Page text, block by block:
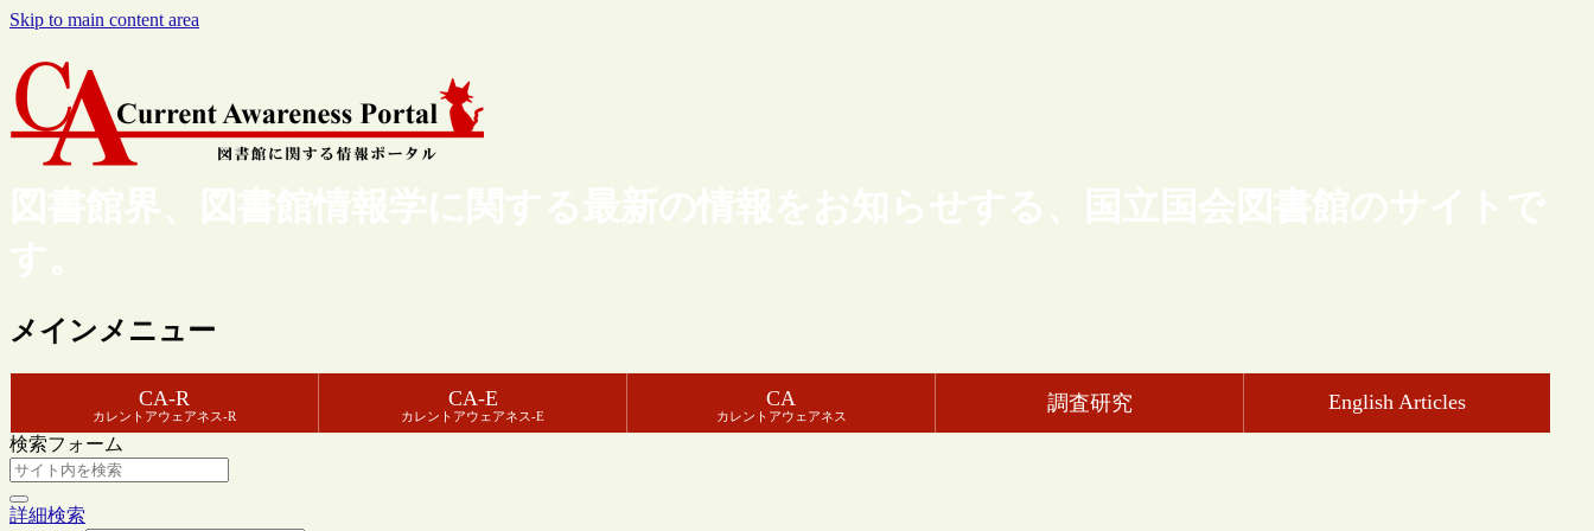
Skip to main content area
図書館界、図書館情報学に関する最新の情報をお知らせする、国立国会図書館のサイトで
す。
メインメニュー
CA-R
カレントアウェアネス-R
CA-E
カレントアウェアネス-E
CA
カレントアウェアネス
調査研究 English Articles
検索フォーム
詳細検索